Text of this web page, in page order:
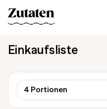
Zutaten